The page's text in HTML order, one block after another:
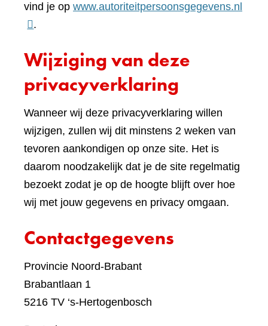
vind je op www.autoriteitpersoonsgegevens.nl
.
Wijziging van deze
privacyverklaring
Wanneer wij deze privacyverklaring willen
wijzigen, zullen wij dit minstens 2 weken van
tevoren aankondigen op onze site. Het is
daarom noodzakelijk dat je de site regelmatig
bezoekt zodat je op de hoogte blijft over hoe
wij met jouw gegevens en privacy omgaan.
Contactgegevens
Provincie Noord-Brabant
Brabantlaan 1
5216 TV ‘s-Hertogenbosch